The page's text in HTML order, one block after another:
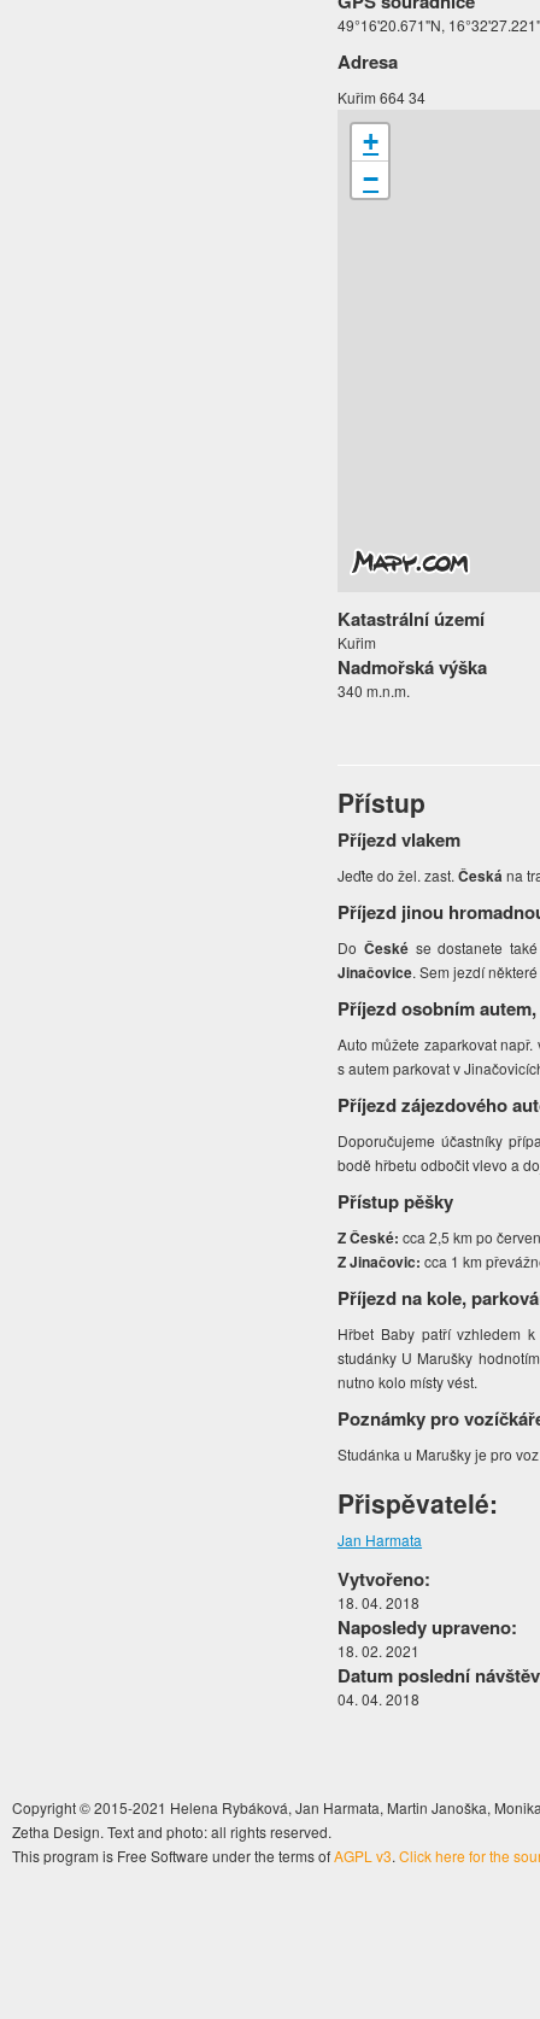
49°16'20.671"N,
Adresa
Kuřim 664 34
+
−
Katastrální území
Kuřim
Nadmořská výška
340 m.n.m.
Přístup
Příjezd vlakem
Jeďte do žel. zast.Českána
Příjezd jinou
Do Českése dostanete
Jinačovice. Sem jezdí
Příjezd osobním
Auto můžete zaparkovat
s autem parkovat v
Příjezd zájezdového
Doporučujeme účastníky
bodě hřbetu odbočit vlevo a
Přístup pěšky
Z České: cca 2,5 km po
Z Jinačovic: cca 1 km
Příjezd na kole,
Hřbet Baby patří vzhledem
studánky U Marušky
nutno kolo místy vést.
Poznámky pro
Studánka u Marušky je pro
Přispěvatelé:
Jan Harmata
Vytvořeno:
18. 04. 2018
Naposledy upraveno:
18. 02. 2021
Datum poslední
04. 04. 2018
Copyright © 2015-2021 Helena Rybáková, Jan Harmata, Martin Janoška,
Zetha Design. Text and photo: all rights reserved.
This program is Free Software under the terms ofAGPL v3. Click here for the